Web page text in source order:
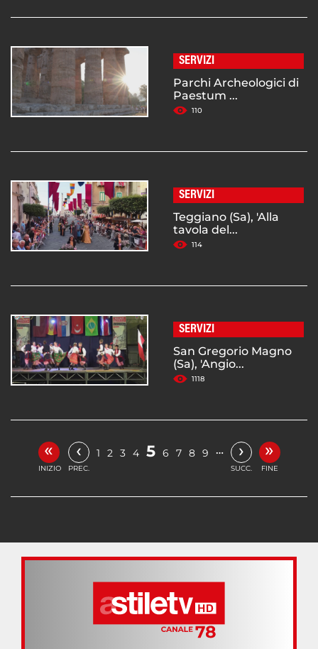
SERVIZI
Parchi Archeologici di
Paestum ...
110
SERVIZI
Teggiano (Sa), 'Alla
tavola del...
114
SERVIZI
San Gregorio Magno
(Sa), 'Angio...
1118
«
INIZIO
‹
PREC.
1 2 3 4 5 6 7 8 9 … ›
SUCC.
»
FINE